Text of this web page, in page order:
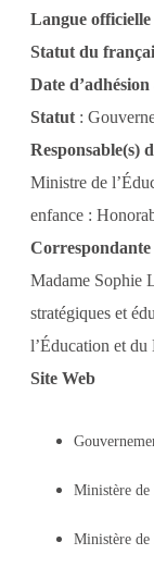
Langue officielle
Statut du
Date
Statut :
Responsable(s)
Ministre de
enfance :
Madame Sophie
stratégiques et
l’Éducation et du
Site Web
Ministère de
Ministère de